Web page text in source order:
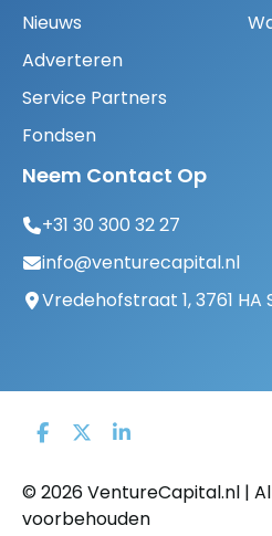
Nieuws
Adverteren
Service Partners
Fondsen
Neem Contact Op
+31 30 300 32 27
info@venturecapital.nl
Vredehofstraat 1, 3761 HA
© 2026 VentureCapital.nl |
voorbehouden